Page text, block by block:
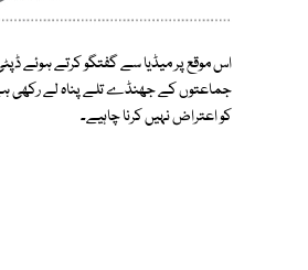
اس موقع پر میڈیا سے گفتگو کرتے ہوئے
جماعتوں کے جھنڈے تلے پناہ لے رکھی
کو اعتراض نہیں کرنا چاہیے۔